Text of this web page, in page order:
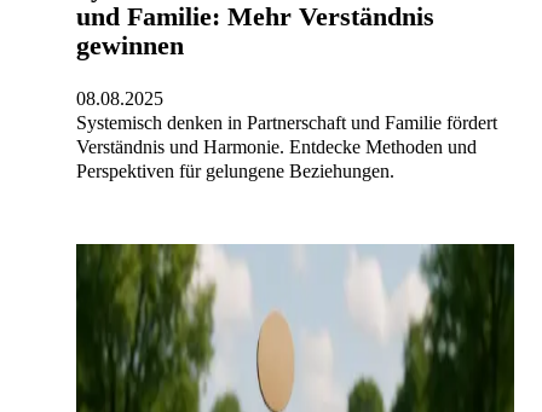
und Familie: Mehr Verständnis
gewinnen
08.08.2025
Systemisch denken in Partnerschaft und Familie fördert
Verständnis und Harmonie. Entdecke Methoden und
Perspektiven für gelungene Beziehungen.